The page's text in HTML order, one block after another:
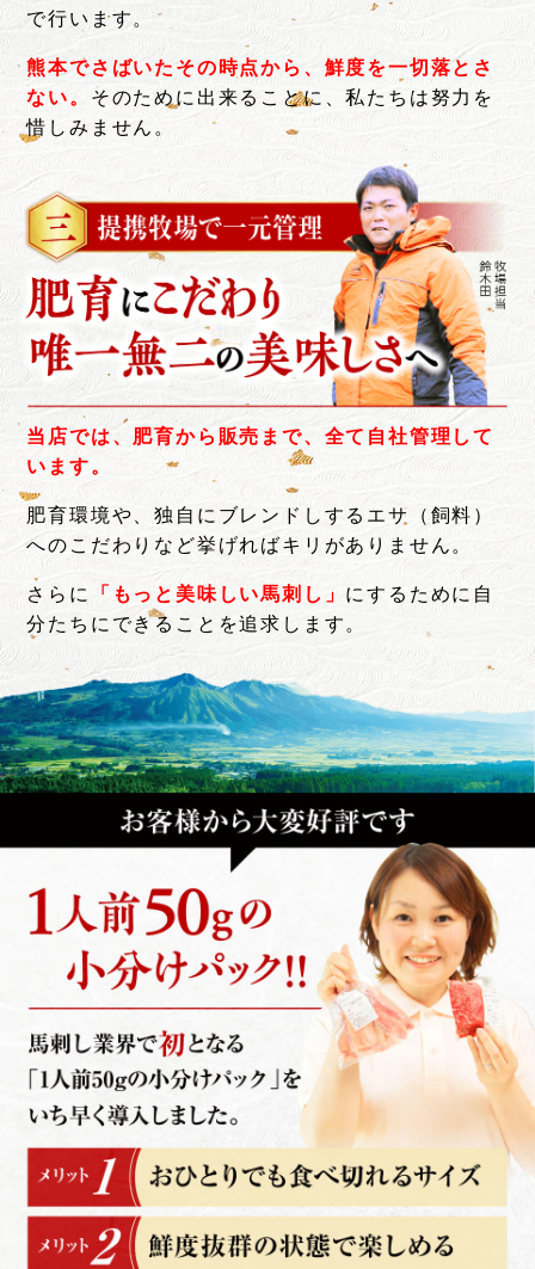
で行います。
熊本でさばいたその時点から、鮮度を一切落とさ
ない。 そのために出来ることに、私たちは努力を
惜しみません。
当店では、肥育から販売まで、全て自社管理して
います。
肥育環境や、独自にブレンドしするエサ（飼料）
へのこだわりなど挙げればキリがありません。
さらに 「もっと美味しい馬刺し」 にするために自
分たちにできることを追求します。